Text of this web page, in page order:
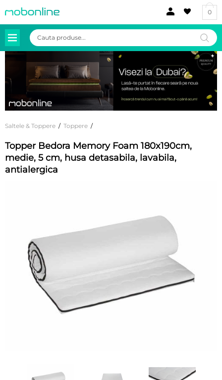
0
Products
search
Saltele & Toppere / Toppere /
Topper Bedora Memory Foam 180x190cm,
medie, 5 cm, husa detasabila, lavabila,
antialergica